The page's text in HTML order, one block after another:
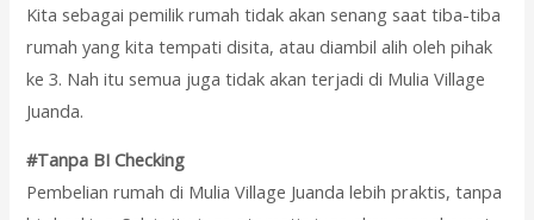
Kita sebagai pemilik rumah tidak akan senang saat tiba-tiba
rumah yang kita tempati disita, atau diambil alih oleh pihak
ke 3. Nah itu semua juga tidak akan terjadi di Mulia Village
Juanda.
#Tanpa BI Checking
Pembelian rumah di Mulia Village Juanda lebih praktis, tanpa